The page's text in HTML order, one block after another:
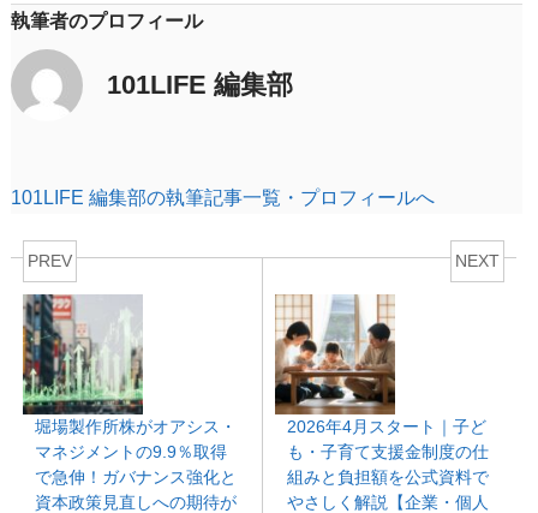
執筆者のプロフィール
101LIFE 編集部
101LIFE 編集部の執筆記事一覧・プロフィールへ
PREV
堀場製作所株がオアシス・
マネジメントの9.9％取得
で急伸！ガバナンス強化と
資本政策見直しへの期待が
NEXT
2026年4月スタート｜子ど
も・子育て支援金制度の仕
組みと負担額を公式資料で
やさしく解説【企業・個人